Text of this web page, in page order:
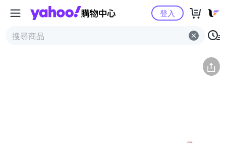
Yahoo購物中心
登入
簡介 評價 (0) 猜你喜歡